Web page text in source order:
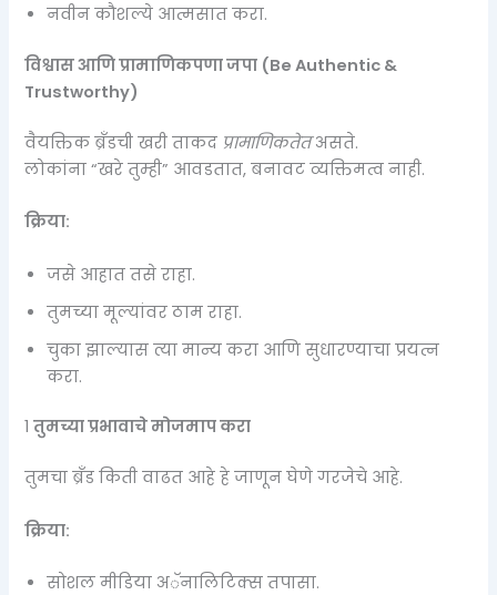
नवीन कौशल्ये आत्मसात करा.
विश्वास आणि प्रामाणिकपणा जपा (Be Authentic &
Trustworthy)
वैयक्तिक ब्रँडची खरी ताकद प्रामाणिकतेतअसते.
लोकांना “खरे तुम्ही” आवडतात, बनावट व्यक्तिमत्व नाही.
क्रिया:
जसे आहात तसे राहा.
तुमच्या मूल्यांवर ठाम राहा.
चुका झाल्यास त्या मान्य करा आणि सुधारण्याचा प्रयत्न
करा.
1तुमच्या प्रभावाचे मोजमाप करा
तुमचा ब्रँड किती वाढत आहे हे जाणून घेणे गरजेचे आहे.
क्रिया:
सोशल मीडिया अॅनालिटिक्स तपासा.